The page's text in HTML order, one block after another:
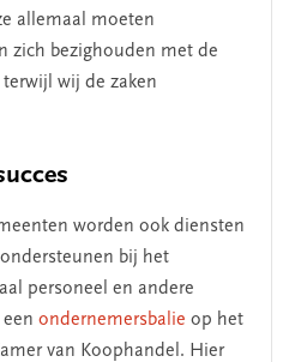
allemaal moeten
zich bezighouden met de
wij de zaken
worden ook diensten
bij het
personeel en andere
ondernemersbalie op het
van Koophandel. Hier